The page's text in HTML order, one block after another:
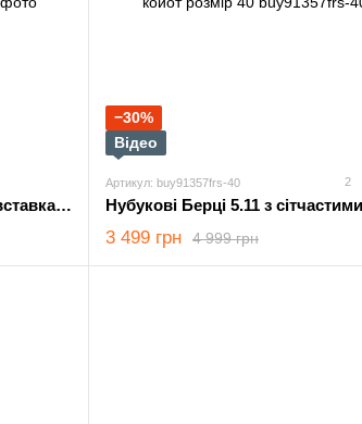
Нубукові Берці 5.11 з сітчастими вставками олива розмір 40
−30%
Відео
Артикул: buy91357frs-40 2
4 999 грн
3 499 грн